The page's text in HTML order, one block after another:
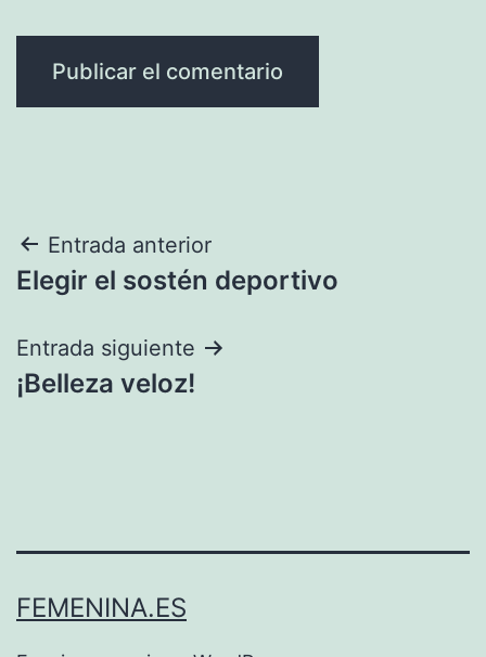
Navegación
de
entradas
Entrada anterior
Elegir el sostén deportivo
Entrada siguiente
¡Belleza veloz!
FEMENINA.ES